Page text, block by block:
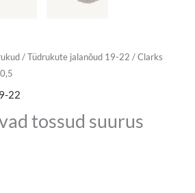
/Tüdrukute jalanõud 19-22 / Clarks
22
tossud suurus